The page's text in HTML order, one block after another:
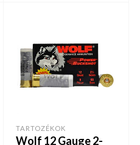
TARTOZÉKOK
Wolf 12 Gauge 2-